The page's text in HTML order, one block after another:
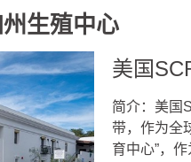
生殖中心
美国
简介：美国
带，作为全
育中心”，